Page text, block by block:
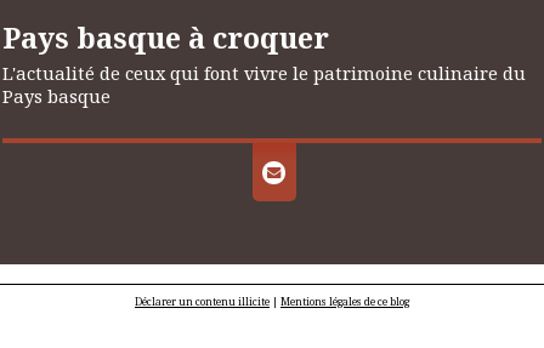
Pays basque à croquer
L'actualité de ceux qui font vivre le patrimoine culinaire du
Pays basque
Déclarer un contenu illicite Mentions légales de ce blog